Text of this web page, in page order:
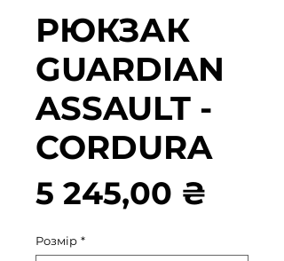
РЮКЗАК
GUARDIAN
ASSAULT -
CORDURA
5 245,00 ₴
Розмір *